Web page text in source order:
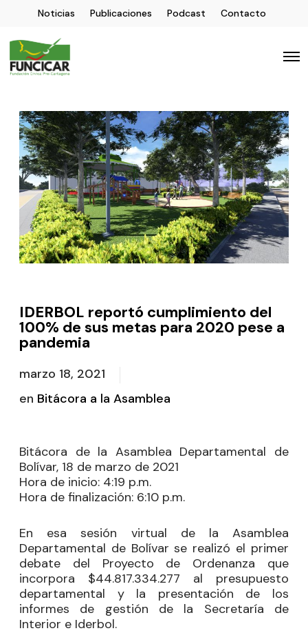
Noticias Publicaciones Podcast Contacto
IDERBOL reportó cumplimiento del
100% de sus metas para 2020 pese a
pandemia
marzo 18, 2021
en Bitácora a la Asamblea
Bitácora de la Asamblea Departamental de
Bolívar, 18 de marzo de 2021
Hora de inicio: 4:19 p.m.
Hora de finalización: 6:10 p.m.
En esa sesión virtual de la Asamblea
Departamental de Bolívar se realizó el primer
debate del Proyecto de Ordenanza que
incorpora $44.817.334.277 al presupuesto
departamental y la presentación de los
informes de gestión de la Secretaría de
Interior e Iderbol.